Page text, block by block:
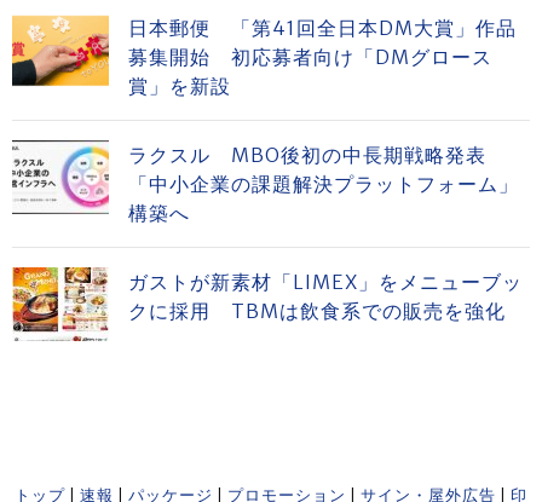
日本郵便 「第41回全日本DM大賞」作品
募集開始 初応募者向け「DMグロース
賞」を新設
ラクスル MBO後初の中長期戦略発表
「中小企業の課題解決プラットフォーム」
構築へ
ガストが新素材「LIMEX」をメニューブッ
クに採用 TBMは飲食系での販売を強化
トップ 速報 パッケージ プロモーション サイン・屋外広告 印